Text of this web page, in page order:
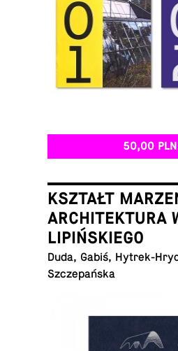
50,00 PLN
KSZTAŁT
ARCHITEKTURA
LIPIŃSKIEGO
Duda, Gabiś, Hy­trek-
Szczepańska